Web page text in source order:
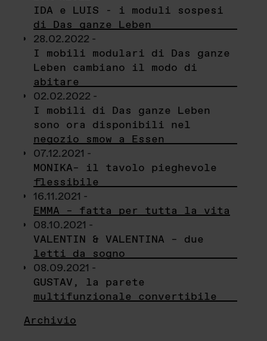
IDA e LUIS - i moduli sospesi
di Das ganze Leben
28.02.2022 -
I mobili modulari di Das ganze
Leben cambiano il modo di
abitare
02.02.2022 -
I mobili di Das ganze Leben
sono ora disponibili nel
negozio smow a Essen
07.12.2021 -
MONIKA– il tavolo pieghevole
flessibile
16.11.2021 -
EMMA – fatta per tutta la vita
08.10.2021 -
VALENTIN & VALENTINA – due
letti da sogno
08.09.2021 -
GUSTAV, la parete
multifunzionale convertibile
Archivio